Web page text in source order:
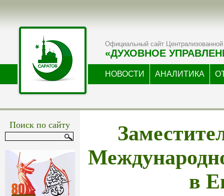
Официальный сайт Централизованной
«ДУХОВНОЕ
НОВОСТИ АНАЛИТИКА
Поиск по сайту
в